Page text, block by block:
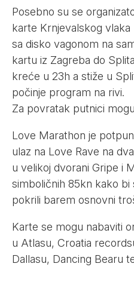
Posebno su se
karte Krnjevalskog vlaka
sa disko vagonom na
kartu iz Zagreba do
kreće u 23h a stiže u
počinje program na rivi.
Za povratak putnici
Love Marathon je
ulaz na Love Rave na
u velikoj dvorani Gripe i
simboličnih 85kn kako bi
pokrili barem osnovni
Karte se mogu nabaviti
u Atlasu, Croatia
Dallasu, Dancing Bearu